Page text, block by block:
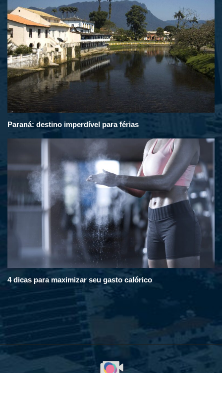
Paraná: destino imperdível para férias
4 dicas para maximizar seu gasto calórico